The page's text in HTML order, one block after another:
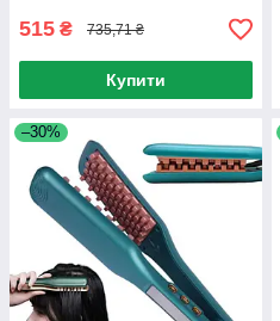
515 ₴ 735,71 ₴
Купити
–30%